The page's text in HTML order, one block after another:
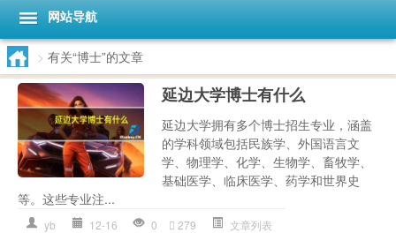
网站导航
> 有关“博士”的文章
延边大学博士有什么
延边大学拥有多个博士招生专业，涵盖
的学科领域包括民族学、外国语言文
学、物理学、化学、生物学、畜牧学、
基础医学、临床医学、药学和世界史
等。这些专业注...
yb 12-16 0 279 文章列表